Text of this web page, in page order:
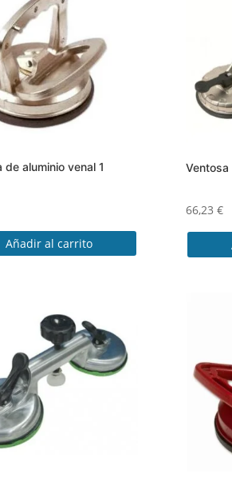
de aluminio venal 1
Añadir al carrito
Ventosa
66,23 €